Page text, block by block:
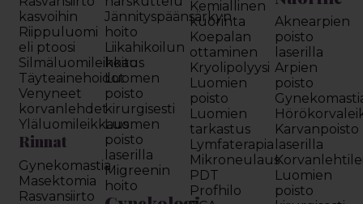
kasvoihin
Riippuluomi
eli ptoosi
Silmäluomileikkaus
Täyteainehoidot
Venyneet
korvanlehdet
Yläluomileikkaus
Rinnat
Gynekomastia
Masektomia
Rasvansiirto
Jännityspäänsärkyn
hoito
Liikahikoilun
hoito
Luomen
poisto
kirurgisesti
Luomen
poisto
laserilla
Migreenin
hoito
Kemiallinen
kuorinta
Koepalan
ottaminen
Kryolipolyysi
Luomien
poisto
Luomien
tarkastus
Lymfaterapia
Mikroneulaus
PDT
Profhilo
Aknearpien
poisto
laserilla
Arpien
poisto
Karvanpoisto
laserilla
Luomien
poisto